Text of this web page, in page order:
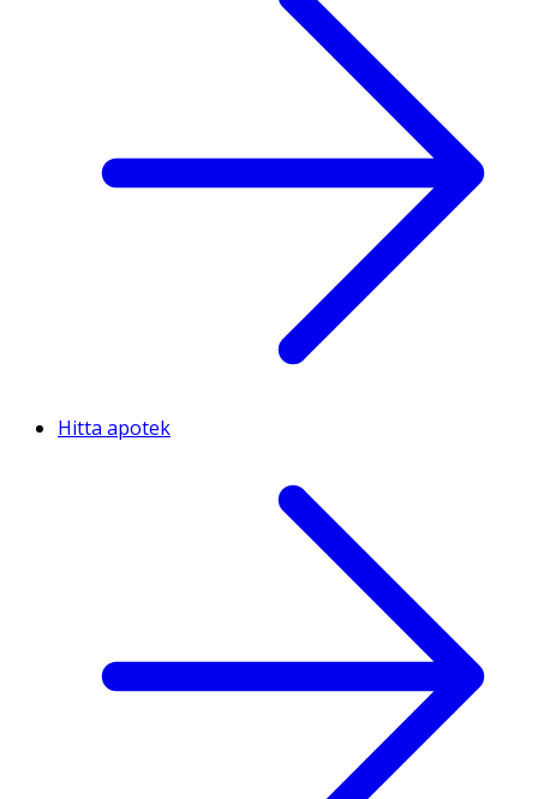
Hitta apotek